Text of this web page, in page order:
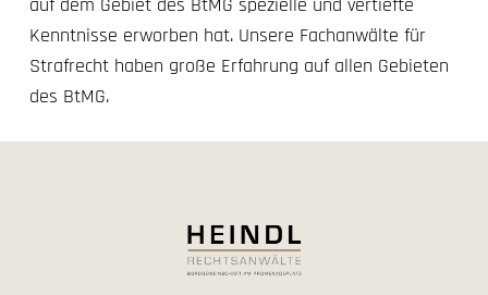
auf dem Gebiet des BtMG spezielle und vertiefte
Kenntnisse erworben hat. Unsere Fachanwälte für
Strafrecht haben große Erfahrung auf allen Gebieten
des BtMG.